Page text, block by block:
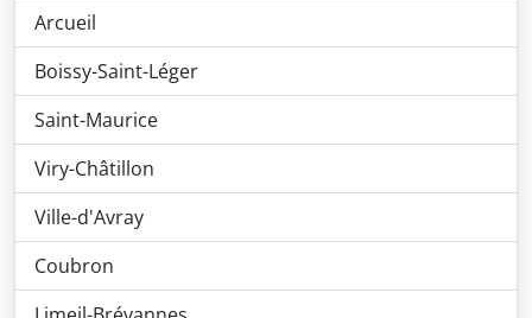
Arcueil
Boissy-Saint-Léger
Saint-Maurice
Viry-Châtillon
Ville-d'Avray
Coubron